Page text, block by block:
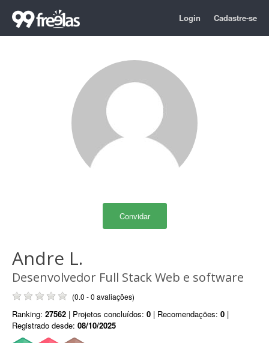
Login Cadastre-se
Convidar
Andre L.
Desenvolvedor Full Stack Web e software
(0.0 - 0 avaliações)
Ranking: 27562 | Projetos concluídos: 0 | Recomendações: 0 |
Registrado desde: 08/10/2025